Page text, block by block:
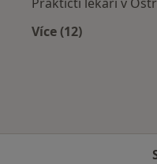
Praktičtí lékaři v
Více (12)